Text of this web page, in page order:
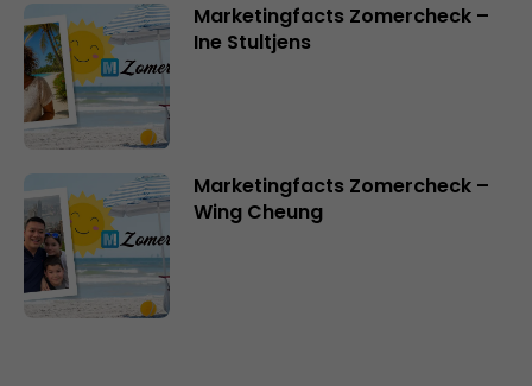
Marketingfacts Zomercheck –
Ine Stultjens
Marketingfacts Zomercheck –
Wing Cheung